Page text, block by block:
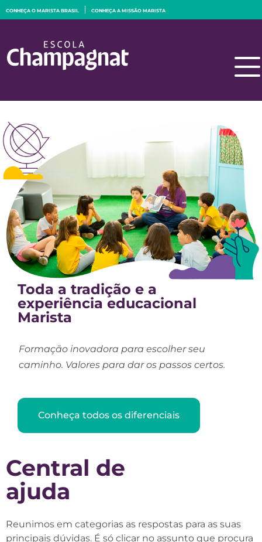
CONHEÇA O MARISTA BRASIL CONHEÇA A MISSÃO MARISTA
Toda a tradição e a
experiência educacional
Marista
Formação inovadora para escolher seu
caminho. Valores para dar os passos certos.
Conheça todos os diferenciais
Central de
ajuda
Reunimos em categorias as respostas para as suas
principais dúvidas. É só clicar no assunto que procura